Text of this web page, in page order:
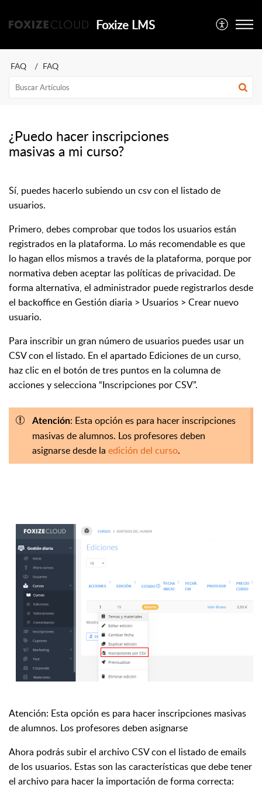
Foxize LMS
FAQ FAQ
¿Puedo hacer inscripciones
masivas a mi curso?
Sí, puedes hacerlo subiendo un csv con el listado de
usuarios.
Primero, debes comprobar que todos los usuarios están
registrados en la plataforma. Lo más recomendable es que
lo hagan ellos mismos a través de la plataforma, porque por
normativa deben aceptar las políticas de privacidad. De
forma alternativa, el administrador puede registrarlos desde
el backoffice en Gestión diaria > Usuarios > Crear nuevo
usuario.
Para inscribir un gran número de usuarios puedes usar un
CSV con el listado. En el apartado Ediciones de un curso,
haz clic en el botón de tres puntos en la columna de
acciones y selecciona “Inscripciones por CSV”.
Atención: Esta opción es para hacer inscripciones
masivas de alumnos. Los profesores deben
asignarse desde la edición del curso.
Atención: Esta opción es para hacer inscripciones masivas
de alumnos. Los profesores deben asignarse
Ahora podrás subir el archivo CSV con el listado de emails
de los usuarios. Estas son las características que debe tener
el archivo para hacer la importación de forma correcta: